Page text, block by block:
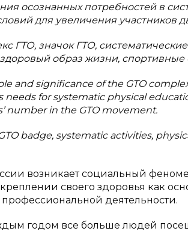
осознанных потребностей в
для увеличения участников
ГТО, значок ГТО,
образ жизни,
and significance of the GTO
needs for systematic physical
number in the GTO movement.
badge, systematic activities,
возникает социальный
своего здоровья как
профессиональной деятельности.
годом все больше людей